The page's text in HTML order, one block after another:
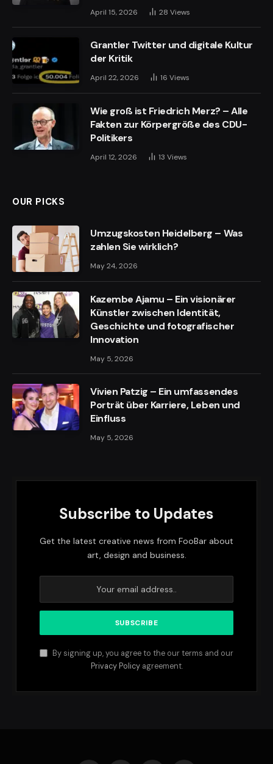
April 15, 2026 28 Views
Grantler Twitter und digitale Kultur
der Kritik
April 22, 2026 16 Views
Wie groß ist Friedrich Merz? – Alle
Fakten zur Körpergröße des CDU-
Politikers
April 12, 2026 13 Views
OUR PICKS
Umzugskosten Heidelberg – Was
zahlen Sie wirklich?
May 24, 2026
Kazembe Ajamu – Ein visionärer
Künstler zwischen Identität,
Geschichte und fotografischer
Innovation
May 5, 2026
Vivien Patzig – Ein umfassendes
Porträt über Karriere, Leben und
Einfluss
May 5, 2026
Subscribe to Updates
Get the latest creative news from FooBar about
art, design and business.
By signing up, you agree to the our terms and our
Privacy Policyagreement.